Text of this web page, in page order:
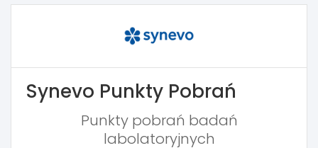
Synevo Punkty Pobrań
Punkty pobrań badań
labolatoryjnych